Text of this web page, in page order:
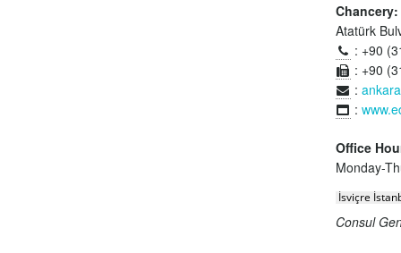
Chancery:
Atatürk
: +90
: +90
:
:
Office
Monday-
İsviçre
Consul